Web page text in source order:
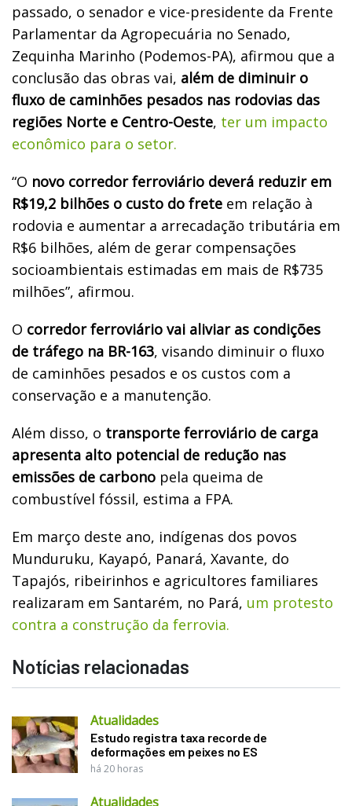
passado, o senador e vice-presidente da Frente
Parlamentar da Agropecuária no Senado,
Zequinha Marinho (Podemos-PA), afirmou que a
conclusão das obras vai, além de diminuir o
fluxo de caminhões pesados nas rodovias das
regiões Norte e Centro-Oeste, ter um impacto
econômico para o setor.
“O novo corredor ferroviário deverá reduzir em
R$19,2 bilhões o custo do frete em relação à
rodovia e aumentar a arrecadação tributária em
R$6 bilhões, além de gerar compensações
socioambientais estimadas em mais de R$735
milhões”, afirmou.
O corredor ferroviário vai aliviar as condições
de tráfego na BR-163, visando diminuir o fluxo
de caminhões pesados e os custos com a
conservação e a manutenção.
Além disso, o transporte ferroviário de carga
apresenta alto potencial de redução nas
emissões de carbono pela queima de
combustível fóssil, estima a FPA.
Em março deste ano, indígenas dos povos
Munduruku, Kayapó, Panará, Xavante, do
Tapajós, ribeirinhos e agricultores familiares
realizaram em Santarém, no Pará, um protesto
contra a construção da ferrovia.
Notícias relacionadas
Atualidades
Estudo registra taxa recorde de
deformações em peixes no ES
há 20 horas
Atualidades